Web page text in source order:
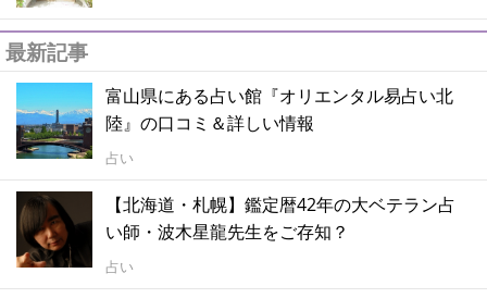
最新記事
富山県にある占い館『オリエンタル易占い北
陸』の口コミ＆詳しい情報
占い
【北海道・札幌】鑑定暦42年の大ベテラン占
い師・波木星龍先生をご存知？
占い